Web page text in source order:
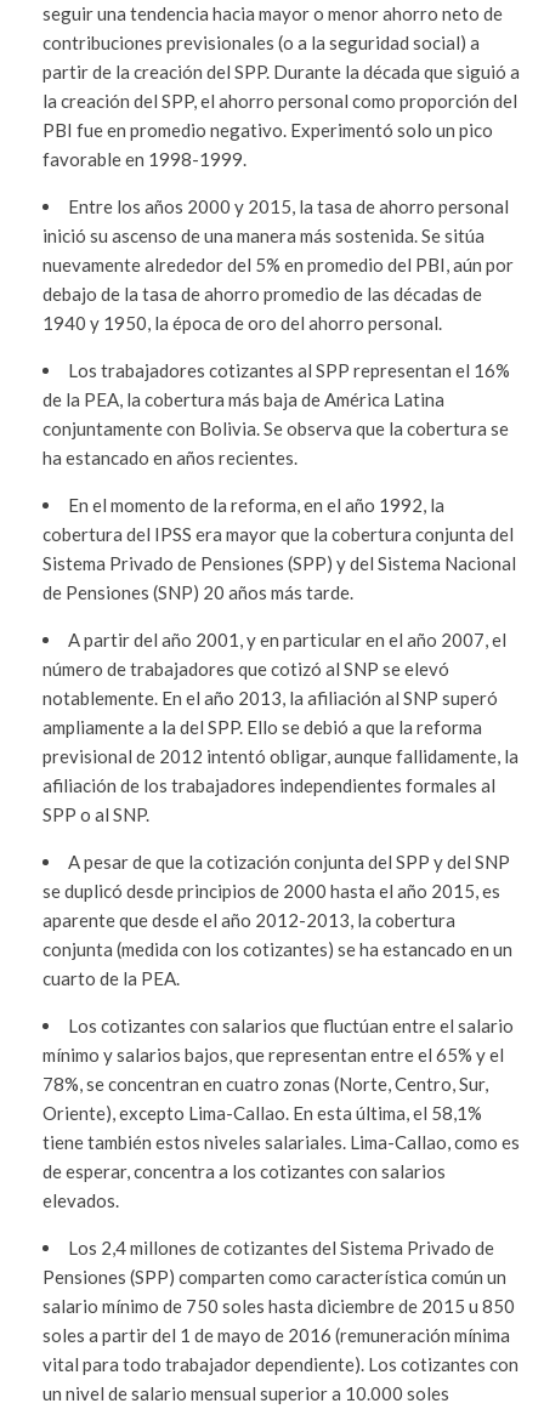
seguir una tendencia hacia mayor o menor ahorro neto de
contribuciones previsionales (o a la seguridad social) a
partir de la creación del SPP. Durante la década que siguió a
la creación del SPP, el ahorro personal como proporción del
PBI fue en promedio negativo. Experimentó solo un pico
favorable en 1998-1999.
Entre los años 2000 y 2015, la tasa de ahorro personal
inició su ascenso de una manera más sostenida. Se sitúa
nuevamente alrededor del 5% en promedio del PBI, aún por
debajo de la tasa de ahorro promedio de las décadas de
1940 y 1950, la época de oro del ahorro personal.
Los trabajadores cotizantes al SPP representan el 16%
de la PEA, la cobertura más baja de América Latina
conjuntamente con Bolivia. Se observa que la cobertura se
ha estancado en años recientes.
En el momento de la reforma, en el año 1992, la
cobertura del IPSS era mayor que la cobertura conjunta del
Sistema Privado de Pensiones (SPP) y del Sistema Nacional
de Pensiones (SNP) 20 años más tarde.
A partir del año 2001, y en particular en el año 2007, el
número de trabajadores que cotizó al SNP se elevó
notablemente. En el año 2013, la afiliación al SNP superó
ampliamente a la del SPP. Ello se debió a que la reforma
previsional de 2012 intentó obligar, aunque fallidamente, la
afiliación de los trabajadores independientes formales al
SPP o al SNP.
A pesar de que la cotización conjunta del SPP y del SNP
se duplicó desde principios de 2000 hasta el año 2015, es
aparente que desde el año 2012-2013, la cobertura
conjunta (medida con los cotizantes) se ha estancado en un
cuarto de la PEA.
Los cotizantes con salarios que fluctúan entre el salario
mínimo y salarios bajos, que representan entre el 65% y el
78%, se concentran en cuatro zonas (Norte, Centro, Sur,
Oriente), excepto Lima-Callao. En esta última, el 58,1%
tiene también estos niveles salariales. Lima-Callao, como es
de esperar, concentra a los cotizantes con salarios
elevados.
Los 2,4 millones de cotizantes del Sistema Privado de
Pensiones (SPP) comparten como característica común un
salario mínimo de 750 soles hasta diciembre de 2015 u 850
soles a partir del 1 de mayo de 2016 (remuneración mínima
vital para todo trabajador dependiente). Los cotizantes con
un nivel de salario mensual superior a 10.000 soles